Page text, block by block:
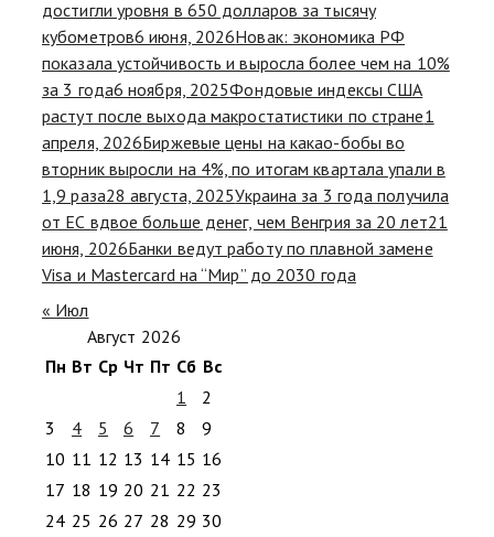
достигли уровня в 650 долларов за тысячу
кубометров6 июня, 2026Новак: экономика РФ
показала устойчивость и выросла более чем на 10%
за 3 года6 ноября, 2025Фондовые индексы США
растут после выхода макростатистики по стране1
апреля, 2026Биржевые цены на какао-бобы во
вторник выросли на 4%, по итогам квартала упали в
1,9 раза28 августа, 2025Украина за 3 года получила
от ЕС вдвое больше денег, чем Венгрия за 20 лет21
июня, 2026Банки ведут работу по плавной замене
Visa и Mastercard на “Мир” до 2030 года
« Июл
Август 2026
Пн Вт Ср Чт Пт Сб Вс
1
2
3
4 5 6 7 8
9
10 11 12 13 14 15 16
17 18 19 20 21 22 23
24 25 26 27 28 29 30